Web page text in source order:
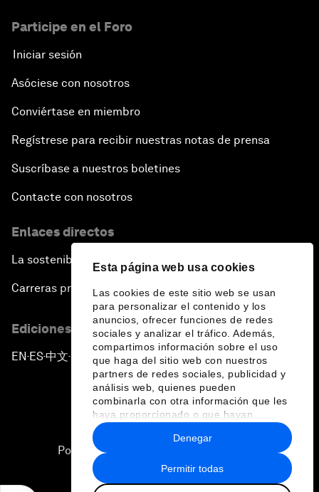
Esta página web usa cookies
Las cookies de este sitio web se usan
para personalizar el contenido y los
anuncios, ofrecer funciones de redes
sociales y analizar el tráfico. Además,
compartimos información sobre el uso
que haga del sitio web con nuestros
partners de redes sociales, publicidad y
análisis web, quienes pueden
combinarla con otra información que les
haya proporcionado o que hayan
recopilado a partir del uso que haya
hecho de sus servicios.
Permitir todas
Denegar
Participe en el Foro
Iniciar sesión
Asóciese con nosotros
Conviértase en miembro
Regístrese para recibir nuestras notas de prensa
Suscríbase a nuestros boletines
Contacte con nosotros
Enlaces directos
La sostenibilidad en el Foro
Carreras profesionales
Ediciones en otros idiomas
EN ▪ ES▪中文▪ 日本語
Política de privacidad y normas de uso